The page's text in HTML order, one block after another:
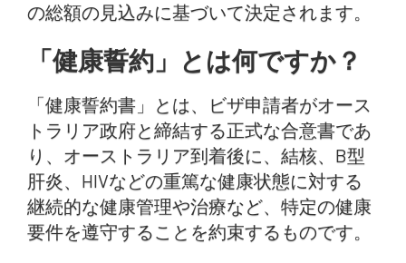
の総額の見込みに基づいて決定されます。
「健康誓約」とは何ですか？
「健康誓約書」とは、ビザ申請者がオース
トラリア政府と締結する正式な合意書であ
り、オーストラリア到着後に、結核、B型
肝炎、HIVなどの重篤な健康状態に対する
継続的な健康管理や治療など、特定の健康
要件を遵守することを約束するものです。